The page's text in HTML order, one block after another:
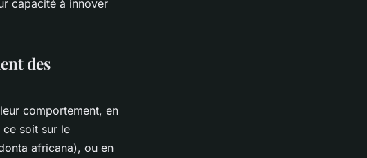
capacité à innover
des
comportement, en
soit sur le
africana), ou en